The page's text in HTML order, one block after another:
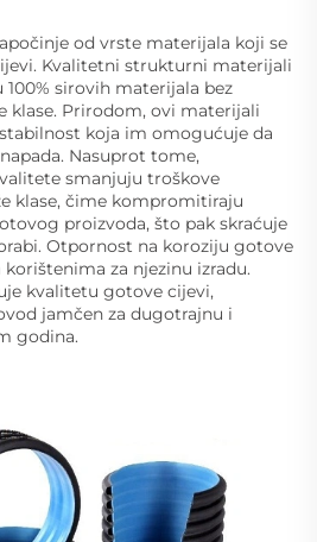
od vrste materijala koji se
Kvalitetni strukturni materijali
sirovih materijala bez
klase. Prirodom, ovi materijali
koja im omogućuje da
Nasuprot tome,
smanjuju troškove
klase, čime kompromitiraju
proizvoda, što pak skraćuje
Otpornost na koroziju gotove
za njezinu izradu.
kvalitetu gotove cijevi,
jamčen za dugotrajnu i
godina.